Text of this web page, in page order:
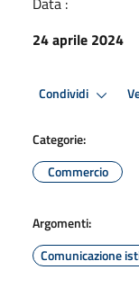
24 aprile 2024
Condividi
Categorie:
Commercio
Argomenti:
Comunicazione